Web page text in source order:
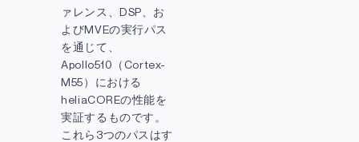
ァレンス、DSP、お
よびMVEの実行パス
を通じて、
Apollo510（Cortex-
M55）における
heliaCOREの性能を
実証するものです。
これら3つのパスはす